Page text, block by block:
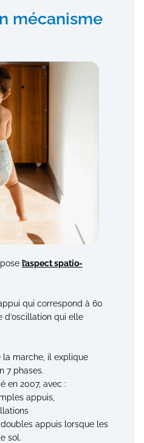
mécanisme
l’aspect spatio-
qui correspond à 60
d’oscillation qui elle
marche, il explique
7 phases.
en 2007, avec :
appuis,
appuis lorsque les
sol.